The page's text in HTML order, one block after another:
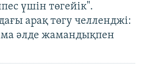
үшін төгейік".
арақ төгу челленджі:
әлде жамандықпен